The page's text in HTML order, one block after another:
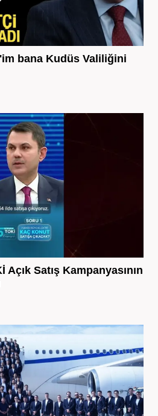
bana Kudüs Valiliğini
Satış Kampanyasının